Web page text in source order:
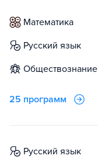
математика
русский язык
обществознание
25 программ
русский язык